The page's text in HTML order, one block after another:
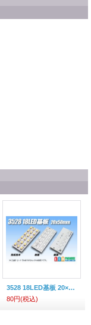
3528 18LED基板 20×50mm
80円(税込)